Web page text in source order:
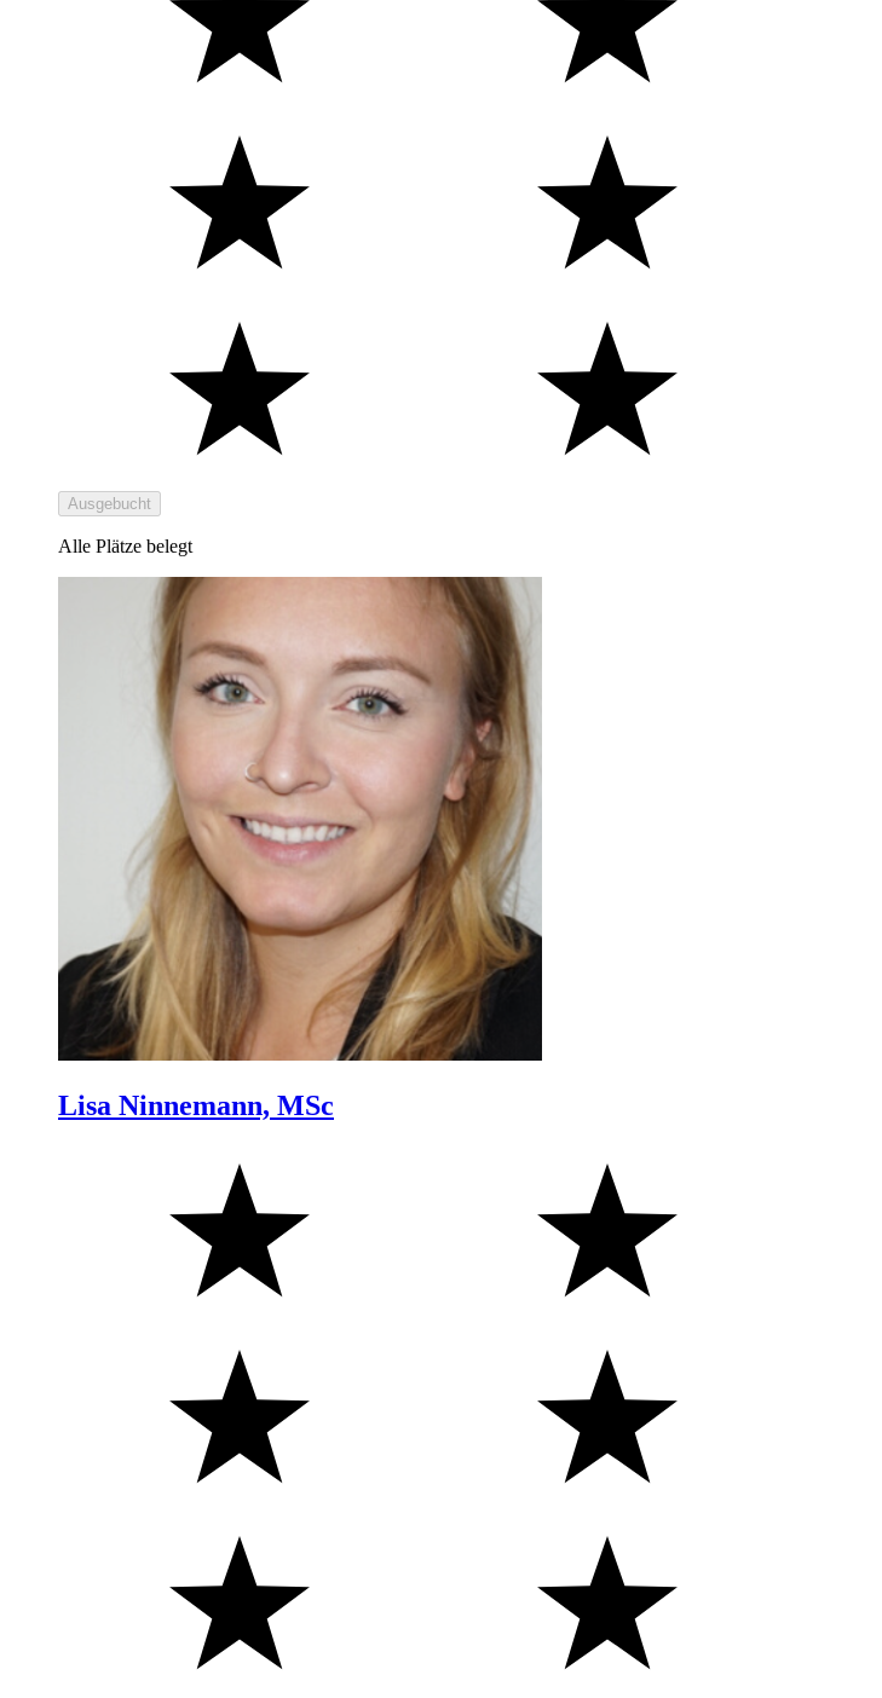
Ausgebucht
Alle Plätze belegt
Lisa Ninnemann, MSc